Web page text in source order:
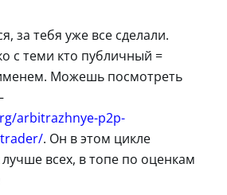
за тебя уже все сделали.
с теми кто публичный =
Можешь посмотреть
arbitrazhnye-p2p-
. Он в этом цикле
всех, в топе по оценкам